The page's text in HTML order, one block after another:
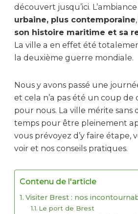
découvert jusqu’ici.
urbaine, plus contemporaine
son histoire maritime et sa
La ville a en effet été
la deuxième guerre mondiale.
Nous y avons passé une
et cela n’a pas été un coup
pour nous. La ville mérite sans
temps pour être pleinement
vous prévoyez d’y faire étape,
voir et nos conseils pratiques.
Contenu de l'article
Visiter Brest : nos
Le port de Brest